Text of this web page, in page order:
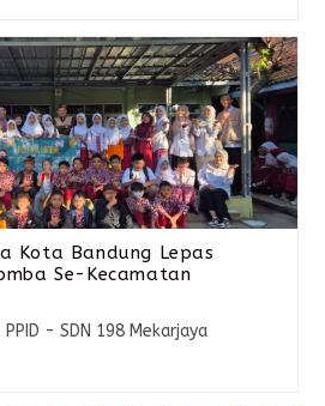
Kota Bandung Lepas
Se-Kecamatan
PPID - SDN 198 Mekarjaya